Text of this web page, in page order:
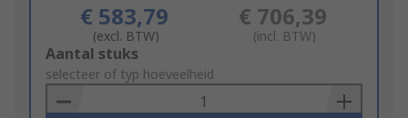
€ 583,79
(excl. BTW)
€ 706,39
(incl. BTW)
Add
to
Basket
Aantal stuks
selecteer of typ hoeveelheid